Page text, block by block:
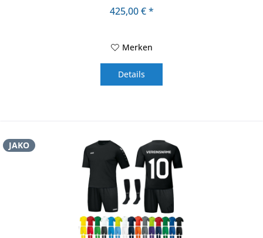
425,00 € *
Merken
Details
JAKO